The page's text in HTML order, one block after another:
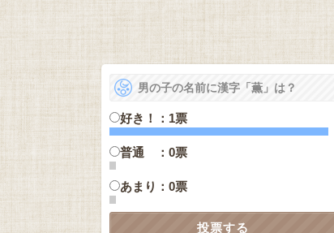
男の子の名前に漢字「薫」は？
好き！：1票
普通 ：0票
あまり：0票